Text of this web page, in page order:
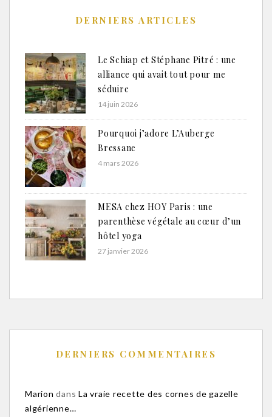
DERNIERS ARTICLES
Le Schiap et Stéphane Pitré : une
alliance qui avait tout pour me
séduire
14 juin 2026
Pourquoi j’adore L’Auberge
Bressane
4 mars 2026
MESA chez HOY Paris : une
parenthèse végétale au cœur d’un
hôtel yoga
27 janvier 2026
DERNIERS COMMENTAIRES
Marion dans La vraie recette des cornes de gazelle
algérienne…